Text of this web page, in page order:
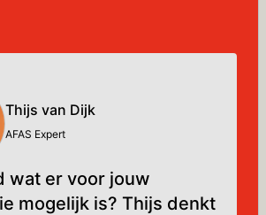
wat er voor jouw
mogelijk is? Thijs denkt
Thijs van Dijk
AFAS Expert